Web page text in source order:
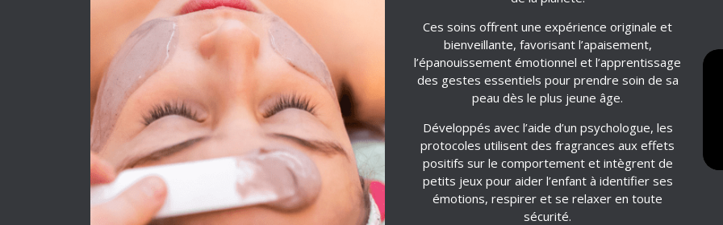
Ces soins offrent une expérience originale et
bienveillante, favorisant l’apaisement,
l’épanouissement émotionnel et l’apprentissage
des gestes essentiels pour prendre soin de sa
peau dès le plus jeune âge.
Développés avec l’aide d’un psychologue, les
protocoles utilisent des fragrances aux effets
positifs sur le comportement et intègrent de
petits jeux pour aider l’enfant à identifier ses
émotions, respirer et se relaxer en toute
sécurité.